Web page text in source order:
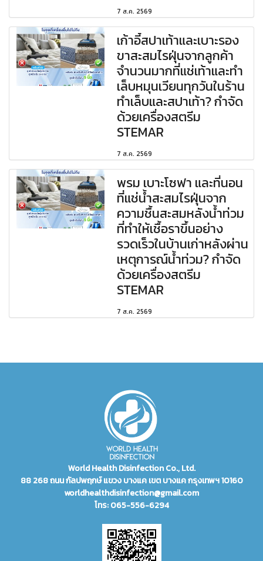
7 ส.ค. 2569
เก้าอี้สปาเท้าและเบาะรอง
ขาสะสมไรฝุ่นจากลูกค้า
จำนวนมากที่แช่เท้าและทำ
เล็บหมุนเวียนทุกวันในร้าน
ทำเล็บและสปาเท้า? กำจัด
ด้วยเครื่องสตรีม
STEMAR
7 ส.ค. 2569
พรม เบาะโซฟา และที่นอน
ที่แช่น้ำสะสมไรฝุ่นจาก
ความชื้นสะสมหลังน้ำท่วม
ที่ทำให้เชื้อราขึ้นอย่าง
รวดเร็วในบ้านเก่าหลังผ่าน
เหตุการณ์น้ำท่วม? กำจัด
ด้วยเครื่องสตรีม
STEMAR
7 ส.ค. 2569
World Health Disinfection Co., Ltd.
88 268 ถนน กัลปพฤกษ์ แขวง บางแค เขต บางแค กรุงเทพฯ 10160
worldhealthdisinfection@gmail.com
โทร:065-556-6294